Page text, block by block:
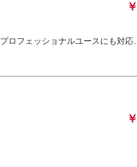
ロフェッショナルユースにも対